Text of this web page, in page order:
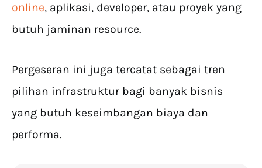
online, aplikasi, developer, atau proyek yang
butuh jaminan resource.
Pergeseran ini juga tercatat sebagai tren
pilihan infrastruktur bagi banyak bisnis
yang butuh keseimbangan biaya dan
performa.